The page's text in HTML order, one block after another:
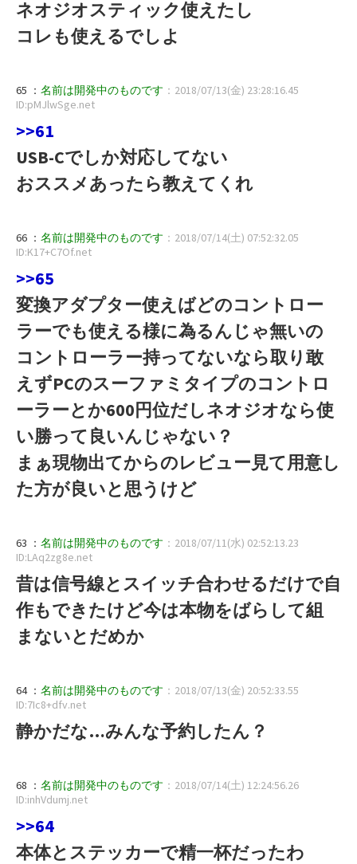
ネオジオスティック使えたし
コレも使えるでしよ
65 ： 名前は開発中のものです ：2018/07/13(金) 23:28:16.45
ID:pMJlwSge.net
>>61
USB-Cでしか対応してない
おススメあったら教えてくれ
66 ： 名前は開発中のものです ：2018/07/14(土) 07:52:32.05
ID:K17+C7Of.net
>>65
変換アダプター使えばどのコントロー
ラーでも使える様に為るんじゃ無いの
コントローラー持ってないなら取り敢
えずPCのスーファミタイプのコントロ
ーラーとか600円位だしネオジオなら使
い勝って良いんじゃない？
まぁ現物出てからのレビュー見て用意し
た方が良いと思うけど
63 ： 名前は開発中のものです ：2018/07/11(水) 02:52:13.23
ID:LAq2zg8e.net
昔は信号線とスイッチ合わせるだけで自
作もできたけど今は本物をばらして組
まないとだめか
64 ： 名前は開発中のものです ：2018/07/13(金) 20:52:33.55
ID:7Ic8+dfv.net
静かだな…みんな予約したん？
68 ： 名前は開発中のものです ：2018/07/14(土) 12:24:56.26
ID:inhVdumj.net
>>64
本体とステッカーで精一杯だったわ